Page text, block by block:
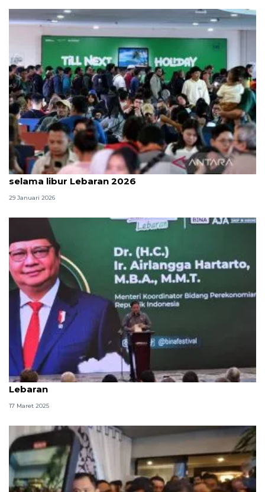
Pemerintah siapkan diskon tiket transportasi
selama libur Lebaran 2026
29 Januari 2026
Pemerintah siapkan beragam kebijakan jelang
Lebaran
17 Maret 2025